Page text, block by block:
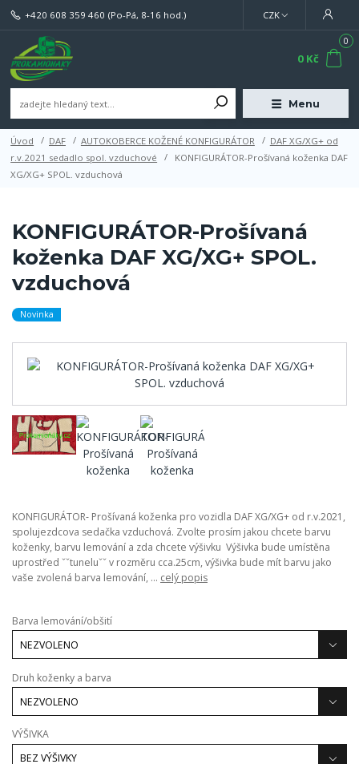
Menu
CZK
+420 608 359 460 (Po-Pá, 8-16 hod.)
0
0 Kč
Úvod DAF AUTOKOBERCE KOŽENÉ KONFIGURÁTOR
DAF XG/XG+ od
r.v.2021 sedadlo spol. vzduchové
KONFIGURÁTOR-Prošívaná koženka DAF
XG/XG+ SPOL. vzduchová
KONFIGURÁTOR-Prošívaná
koženka DAF XG/XG+ SPOL.
vzduchová
Novinka
KONFIGURÁTOR- Prošívaná koženka pro vozidla DAF XG/XG+ od r.v.2021,
spolujezdcova sedačka vzduchová. Zvolte prosím jakou chcete barvu
koženky, barvu lemování a zda chcete výšivku Výšivka bude umístěna
uprostřed ˇˇtuneluˇˇ v rozměru cca.25cm, výšivka bude mít barvu jako
vaše zvolená barva lemování, ... celý popis
Barva lemování/obšití
Druh koženky a barva
VÝŠIVKA